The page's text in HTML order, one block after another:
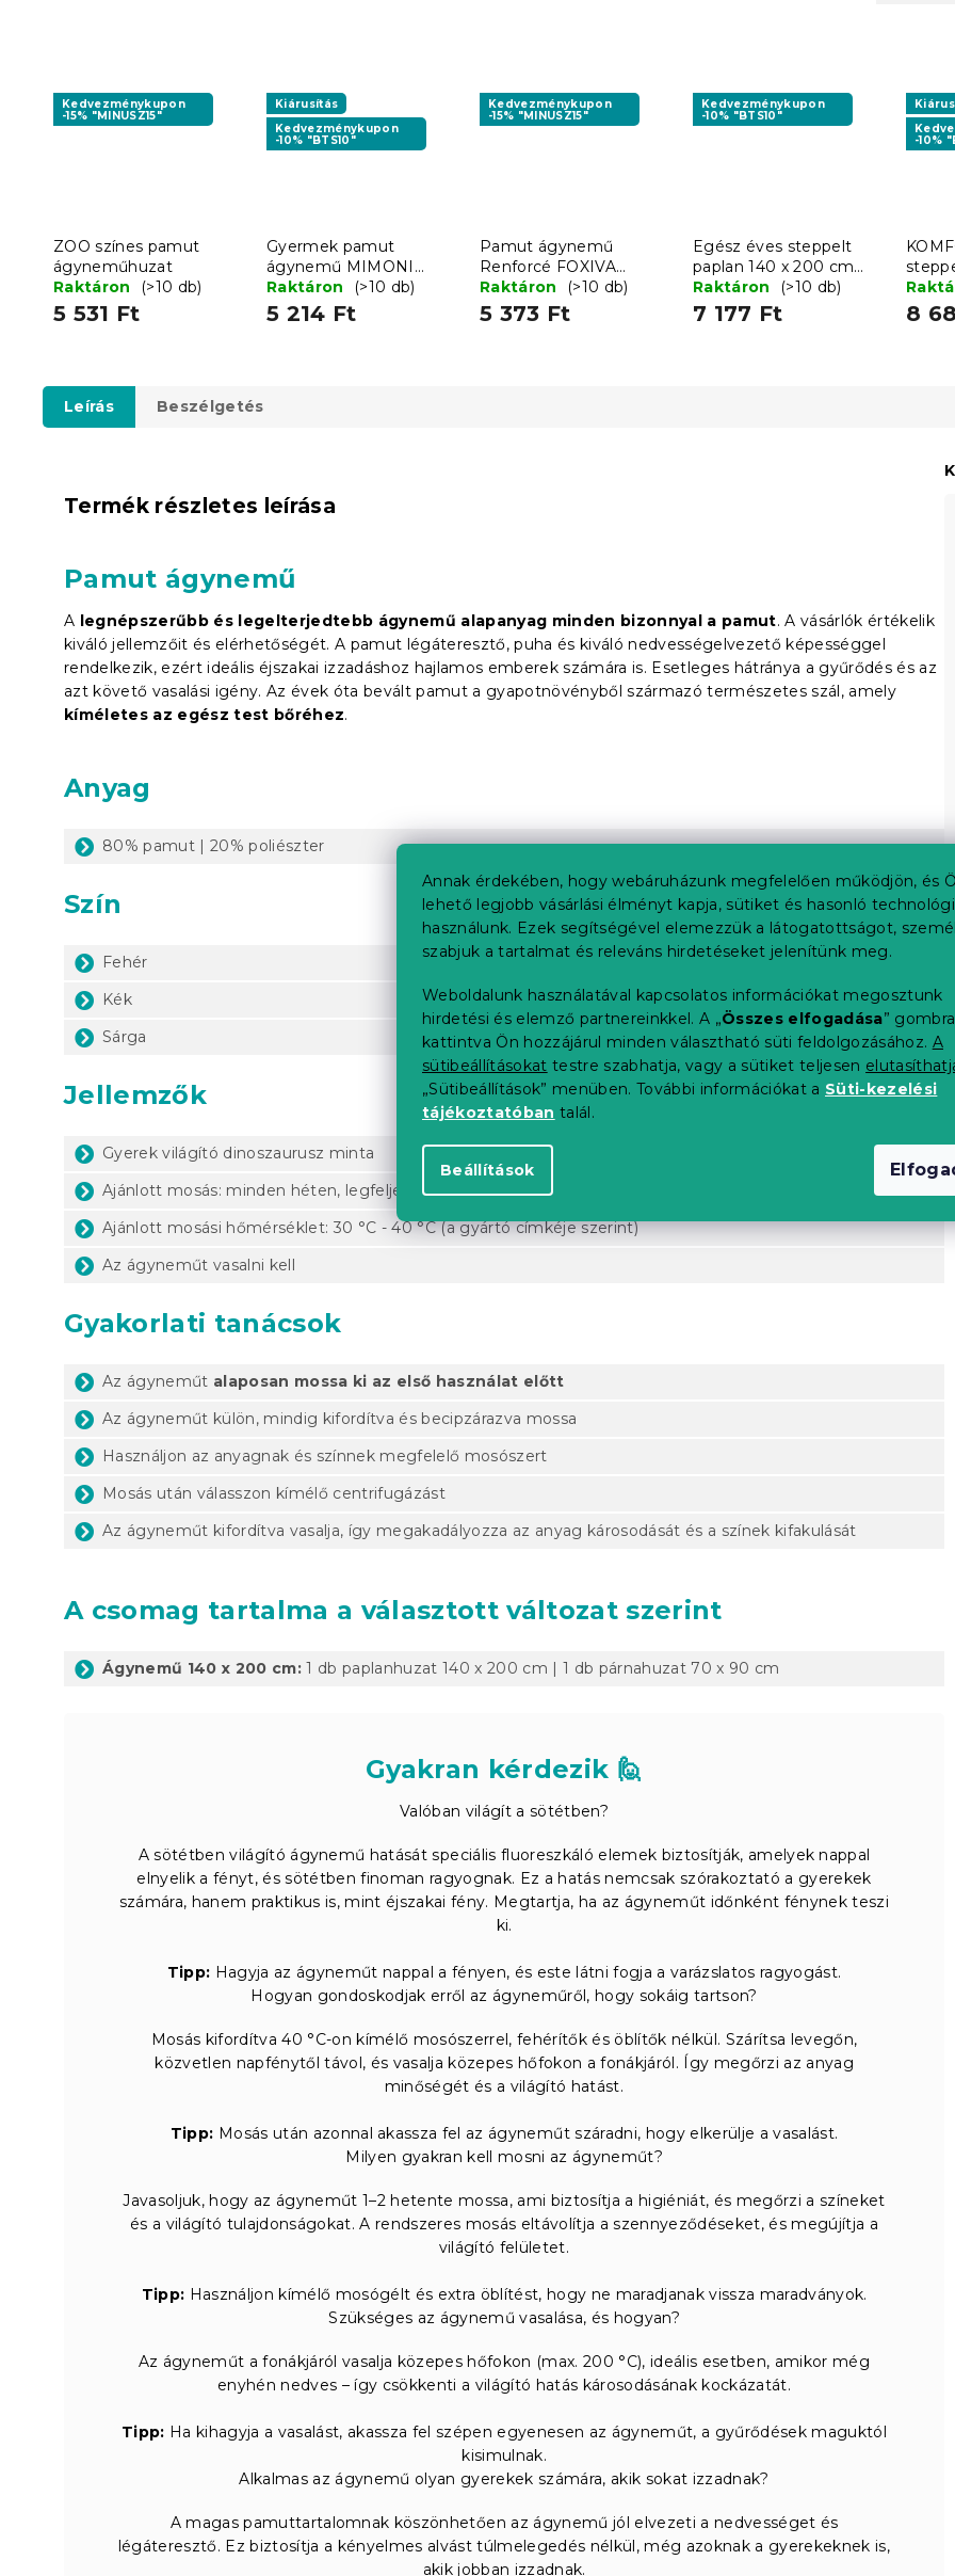
Annak érdekében, hogy webáruházunk megfelelően működjön, és
lehető legjobb vásárlási élményt kapja, sütiket és hasonló
használunk. Ezek segítségével elemezzük a látogatottságot,
szabjuk a tartalmat és releváns hirdetéseket jelenítünk meg.
Weboldalunk használatával kapcsolatos információkat megosztunk
hirdetési és elemző partnereinkkel. A „Összes elfogadása” gombra
kattintva Ön hozzájárul minden választható süti feldolgozásához. A
sütibeállításokat testre szabhatja, vagy a sütiket teljesen
„Sütibeállítások” menüben. További információkat a Süti-kezelési
tájékoztatóban talál.
Beállítások
Kedvezménykupon
-15% "MINUSZ15"
ZOO színes pamut
ágyneműhuzat
Raktáron
(>10 db)
5 531 Ft
Kiárusítás
Kedvezménykupon
-10% "BTS10"
Gyermek pamut
ágynemű MIMONI
SKATE CREW kék
Raktáron (>10 db)
5 214 Ft
Kedvezménykupon
-15% "MINUSZ15"
Pamut ágynemű
Renforcé FOXIVA
szürke
Raktáron (>10 db)
5 373 Ft
Kedvezménykupon
-10% "BTS10"
Egész éves steppelt
paplan 140 x 200 cm
párnával 70 x 90 cm
BASIC
Raktáron (>10 db)
7 177 Ft
-10%
200
90
8
Leírás Beszélgetés
Termék részletes leírása
Pamut ágynemű
A legnépszerűbb és legelterjedtebb ágynemű alapanyag minden bizonnyal a pamut. A vásárlók értékelik
kiváló jellemzőit és elérhetőségét. A pamut légáteresztő, puha és kiváló nedvességelvezető képességgel
rendelkezik, ezért ideális éjszakai izzadáshoz hajlamos emberek számára is. Esetleges hátránya a gyűrődés és az
azt követő vasalási igény. Az évek óta bevált pamut a gyapotnövényből származó természetes szál, amely
kíméletes az egész test bőréhez.
Anyag
80% pamut | 20% poliészter
Szín
Fehér
Kék
Sárga
Jellemzők
Gyerek világító dinoszaurusz minta
Ajánlott mosás: minden héten, legfeljebb 1x 14 naponta
Ajánlott mosási hőmérséklet: 30 °C - 40 °C (a gyártó címkéje szerint)
Az ágyneműt vasalni kell
Gyakorlati tanácsok
Az ágyneműt alaposan mossa ki az első használat előtt
Az ágyneműt külön, mindig kifordítva és becipzárazva mossa
Használjon az anyagnak és színnek megfelelő mosószert
Mosás után válasszon kímélő centrifugázást
Az ágyneműt kifordítva vasalja, így megakadályozza az anyag károsodását és a színek kifakulását
A csomag tartalma a választott változat szerint
Ágynemű 140 x 200 cm: 1 db paplanhuzat 140 x 200 cm | 1 db párnahuzat 70 x 90 cm
Gyakran kérdezik 🙋
Valóban világít a sötétben?
A sötétben világító ágynemű hatását speciális fluoreszkáló elemek biztosítják, amelyek nappal
elnyelik a fényt, és sötétben finoman ragyognak. Ez a hatás nemcsak szórakoztató a gyerekek
számára, hanem praktikus is, mint éjszakai fény. Megtartja, ha az ágyneműt időnként fénynek teszi
ki.
Tipp: Hagyja az ágyneműt nappal a fényen, és este látni fogja a varázslatos ragyogást.
Hogyan gondoskodjak erről az ágyneműről, hogy sokáig tartson?
Mosás kifordítva 40 °C-on kímélő mosószerrel, fehérítők és öblítők nélkül. Szárítsa levegőn,
közvetlen napfénytől távol, és vasalja közepes hőfokon a fonákjáról. Így megőrzi az anyag
minőségét és a világító hatást.
Tipp: Mosás után azonnal akassza fel az ágyneműt száradni, hogy elkerülje a vasalást.
Milyen gyakran kell mosni az ágyneműt?
Javasoljuk, hogy az ágyneműt 1–2 hetente mossa, ami biztosítja a higiéniát, és megőrzi a színeket
és a világító tulajdonságokat. A rendszeres mosás eltávolítja a szennyeződéseket, és megújítja a
világító felületet.
Tipp: Használjon kímélő mosógélt és extra öblítést, hogy ne maradjanak vissza maradványok.
Szükséges az ágynemű vasalása, és hogyan?
Az ágyneműt a fonákjáról vasalja közepes hőfokon (max. 200 °C), ideális esetben, amikor még
enyhén nedves – így csökkenti a világító hatás károsodásának kockázatát.
Tipp: Ha kihagyja a vasalást, akassza fel szépen egyenesen az ágyneműt, a gyűrődések maguktól
kisimulnak.
Alkalmas az ágynemű olyan gyerekek számára, akik sokat izzadnak?
A magas pamuttartalomnak köszönhetően az ágynemű jól elvezeti a nedvességet és
légáteresztő. Ez biztosítja a kényelmes alvást túlmelegedés nélkül, még azoknak a gyerekeknek is,
akik jobban izzadnak.